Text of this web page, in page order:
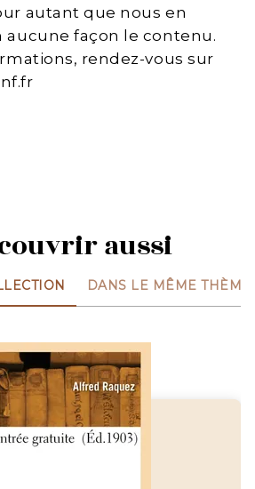
autant que nous en
aucune façon le contenu.
rendez-vous sur
aussi
DANS LE MÊME THÈME